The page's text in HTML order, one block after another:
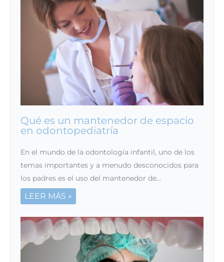
Qué es un mantenedor de espacio
en odontopediatría
En el mundo de la odontología infantil, uno de los
temas importantes y a menudo desconocidos para
los padres es el uso del mantenedor de…
LEER MÁS »